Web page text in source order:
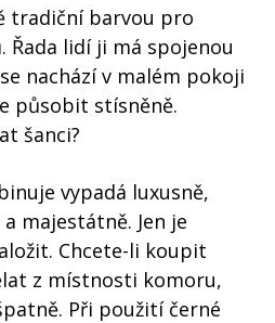
tradiční barvou pro
Řada lidí ji má spojenou
nachází v malém pokoji
působit stísněně.
šanci?
vypadá luxusně,
majestátně. Jen je
Chcete-li koupit
z místnosti komoru,
Při použití černé